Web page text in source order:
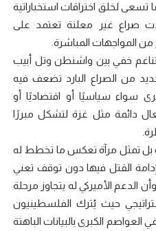
تسعى لخلق اختراقات استخباراتية
صراع غير معلنة تعتمد على
من المواجهات المباشرة.
تناغم خفي بين واشنطن وتل أبيب
من الصراع البارد تضعف فيه
سواء سياسيًا أو اقتصاديًا أو
دائمة مثل غزة لتشكل مبررًا
بل تمثل مرآة تعكس ما تخطط له
القتل فيها دون توقف تعني
الدعم الأميركي له يتجاوز مرحلة
حيث يُترك الفلسطينيون
العواصم الكبرى بالبيانات الباهتة